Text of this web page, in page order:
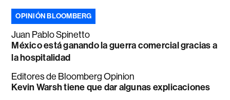
OPINIÓN BLOOMBERG
Juan Pablo Spinetto
México está ganando la guerra comercial gracias a
la hospitalidad
Editores de Bloomberg Opinion
Kevin Warsh tiene que dar algunas explicaciones